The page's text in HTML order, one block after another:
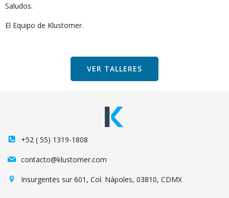
Saludos.
El Equipo de Klustomer.
VER TALLERES
+52 ( 55) 1319-1808
contacto@klustomer.com
Insurgentes sur 601, Col. Nápoles, 03810, CDMX